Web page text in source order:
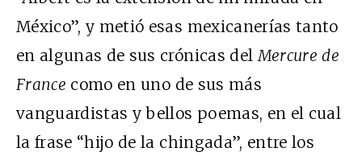
México”, y metió esas mexicanerías tanto
en algunas de sus crónicas delMercure de
France como en uno de sus más
vanguardistas y bellos poemas, en el cual
la frase “hijo de la chingada”, entre los